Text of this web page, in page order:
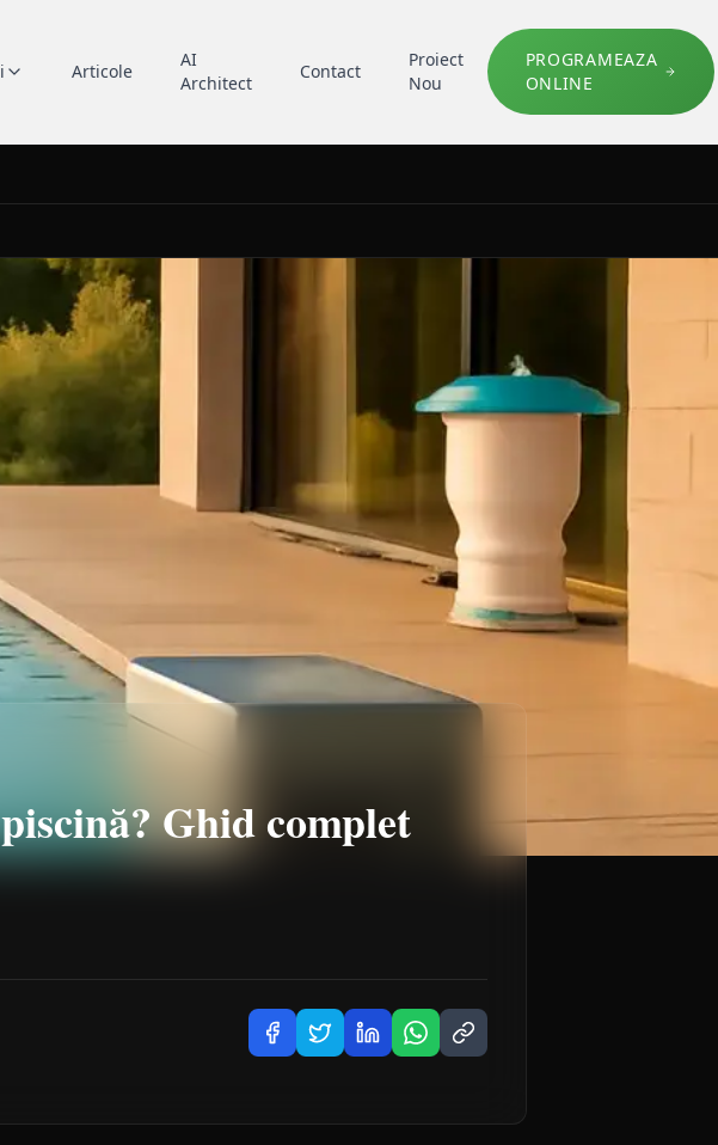
Articole
AI
Architect
Contact
Proiect
Nou
PROGRAMEAZA
ONLINE
Ghid complet